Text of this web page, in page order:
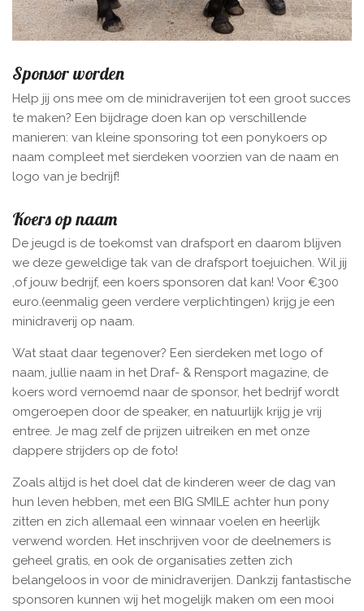
Sponsor worden
Help jij ons mee om de minidraverijen tot een groot succes
te maken? Een bijdrage doen kan op verschillende
manieren: van kleine sponsoring tot een ponykoers op
naam compleet met sierdeken voorzien van de naam en
logo van je bedrijf!
Koers op naam
De jeugd is de toekomst van drafsport en daarom blijven
we deze geweldige tak van de drafsport toejuichen. Wil jij
,of jouw bedrijf, een koers sponsoren dat kan! Voor €300
euro.(eenmalig geen verdere verplichtingen) krijg je een
minidraverij op naam.
Wat staat daar tegenover? Een sierdeken met logo of
naam, jullie naam in het Draf- & Rensport magazine, de
koers word vernoemd naar de sponsor, het bedrijf wordt
omgeroepen door de speaker, en natuurlijk krijg je vrij
entree. Je mag zelf de prijzen uitreiken en met onze
dappere strijders op de foto!
Zoals altijd is het doel dat de kinderen weer de dag van
hun leven hebben, met een BIG SMILE achter hun pony
zitten en zich allemaal een winnaar voelen en heerlijk
verwend worden. Het inschrijven voor de deelnemers is
geheel gratis, en ook de organisaties zetten zich
belangeloos in voor de minidraverijen. Dankzij fantastische
sponsoren kunnen wij het mogelijk maken om een mooi